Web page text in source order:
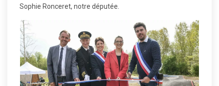
Sophie Ronceret, notre députée.